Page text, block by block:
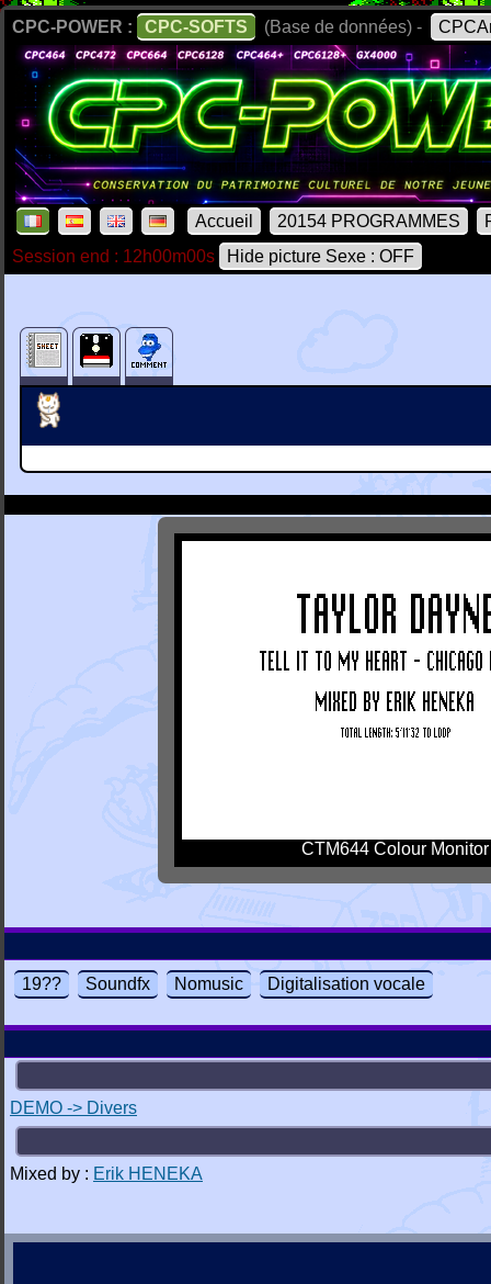
CPC-POWER : CPC-SOFTS (Base de données) -
Accueil 20154 PROGRAMMES
Session end : 12h00m00s
Hide picture Sexe : OFF
CTM644 Colour Monitor
19?? Soundfx Nomusic Digitalisation vocale
DEMO -> Divers
Mixed by : Erik HENEKA